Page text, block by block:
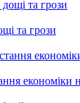
та грози
економіки